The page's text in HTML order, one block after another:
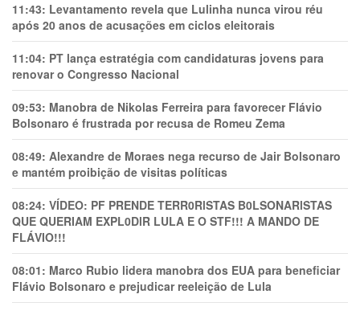
11:43: Levantamento revela que Lulinha nunca virou réu
após 20 anos de acusações em ciclos eleitorais
11:04: PT lança estratégia com candidaturas jovens para
renovar o Congresso Nacional
09:53: Manobra de Nikolas Ferreira para favorecer Flávio
Bolsonaro é frustrada por recusa de Romeu Zema
08:49: Alexandre de Moraes nega recurso de Jair Bolsonaro
e mantém proibição de visitas políticas
08:24: VÍDEO: PF PRENDE TERR0RlSTAS B0LSONARlSTAS
QUE QUERIAM EXPL0DlR LULA E O STF!!! A MANDO DE
FLÁVIO!!!
08:01: Marco Rubio lidera manobra dos EUA para beneficiar
Flávio Bolsonaro e prejudicar reeleição de Lula